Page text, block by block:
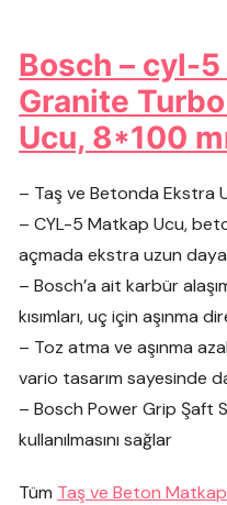
Bosch – cyl-
Granite
Ucu, 8*100
– Taş ve Betonda Ekstra
– CYL-5 Matkap Ucu,
açmada ekstra uzun
– Bosch’a ait karbür
kısımları, uç için aşınma
– Toz atma ve aşınma
vario tasarım sayesinde
– Bosch Power Grip Şaft
kullanılmasını sağlar
Tüm Taş ve Beton